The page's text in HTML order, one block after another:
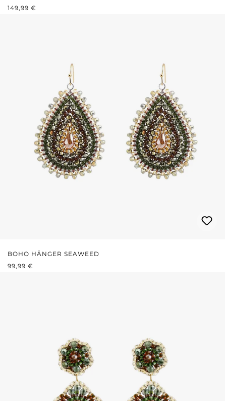
REGULÄRER PREIS:
149,99 €
BOHO HÄNGER SEAWEED
REGULÄRER PREIS:
99,99 €